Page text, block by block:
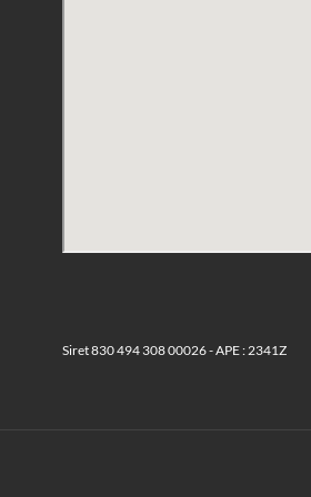
Siret 830 494 308 00026 - APE : 2341Z